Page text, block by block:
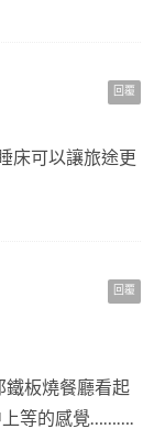
回覆
床可以讓旅途更
回覆
板燒餐廳看起
等的感覺……….